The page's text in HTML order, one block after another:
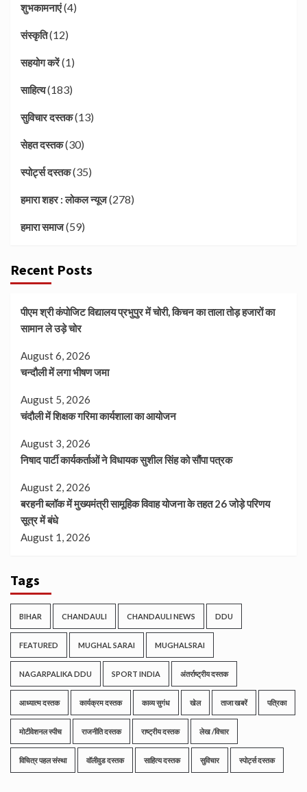
शुभकामनाएं(4)
संस्कृति(12)
सहयोग करें(1)
साहित्य(183)
सुविचार दस्तक(13)
सेहत दस्तक(30)
स्पोर्ट्स दस्तक(35)
हमारा शहर : लोकल न्यूज(278)
हमारा समाज(59)
Recent Posts
पीएम श्री कंपोजिट विद्यालय प्रभुपुर में चोरी, किचन का ताला तोड़ हजारों का
सामान ले उड़े चोर
August 6, 2026
चन्दौली में लगा भीषण जमा
August 5, 2026
चंदौली में शिक्षक गरिमा कार्यशाला का आयोजन
August 3, 2026
निषाद पार्टी कार्यकर्ताओं ने विधायक सुशील सिंह को सौंपा पत्रक
August 2, 2026
बरहनी ब्लॉक में मुख्यमंत्री सामूहिक विवाह योजना के तहत 26 जोड़े परिणय
सूत्र में बंधे
August 1, 2026
Tags
BIHAR CHANDAULI CHANDAULI NEWS DDU
FEATURED MUGHAL SARAI MUGHALSRAI
NAGARPALIKA DDU SPORT INDIA अंतर्राष्ट्रीय दस्तक
आध्यात्म दस्तक कार्यक्रम दस्तक काव्य सुगंध खेल ताजा खबरें पत्रिका
मोटीवेशनल स्पीच राजनीति दस्तक राष्ट्रीय दस्तक लेख /विचार
विचित्र पहल संस्था वॉलीवुड दस्तक साहित्य दस्तक सुविचार स्पोर्ट्स दस्तक